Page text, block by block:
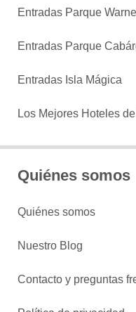
Entradas Parque
Entradas Parque
Entradas Isla Mágica
Los Mejores Hoteles
Quiénes somos
Quiénes somos
Nuestro Blog
Contacto y preguntas